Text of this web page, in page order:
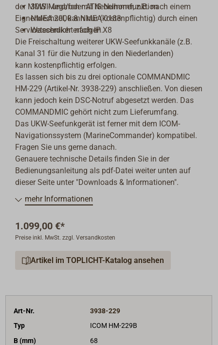
30W Megafon mit Nebelhornfunktion
NMEA 2000 & NMEA 0183
Wasserdicht nach IP X8
der MMSI- und/oder ATIS-Nummer, z.B. nach einem
Eignerwechsel, kann nur (kostenpflichtig) durch einen
Servicetechniker erfolgen.
Die Freischaltung weiterer UKW-Seefunkkanäle (z.B.
Kanal 31 für die Nutzung in den Niederlanden)
kann kostenpflichtig erfolgen.
Es lassen sich bis zu drei optionale COMMANDMIC
HM-229 (Artikel-Nr. 3938-229) anschließen. Von diesen
kann jedoch kein DSC-Notruf abgesetzt werden. Das
COMMANDMIC gehört nicht zum Lieferumfang.
Das UKW-Seefunkgerät ist ferner mit dem ICOM-
Navigationssystem (MarineCommander) kompatibel.
Fragen Sie uns gerne danach.
Genauere technische Details finden Sie in der
Bedienungsanleitung als pdf-Datei weiter unten auf
dieser Seite unter "Downloads & Informationen".
mehr Informationen
1.099,00 €*
Preise inkl. MwSt. zzgl. Versandkosten
Artikel im TOPLICHT-Katalog ansehen
Art-Nr.
3938-229
Typ
ICOM HM-229B
B (mm)
68